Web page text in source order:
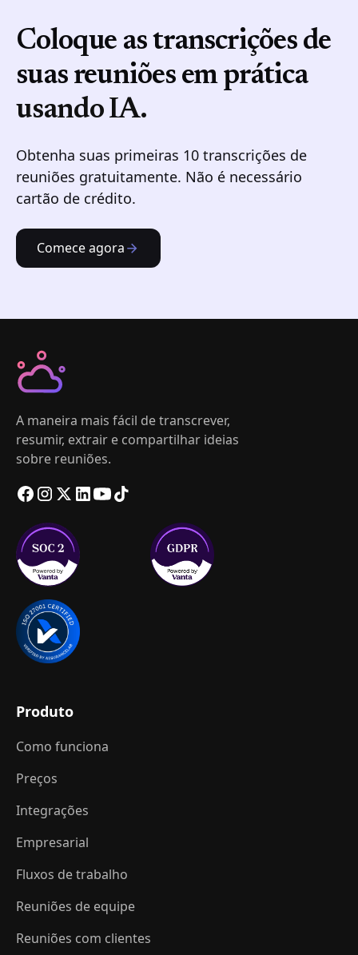
Coloque as transcrições de
suas reuniões em prática
usando IA.
Obtenha suas primeiras 10 transcrições de
reuniões gratuitamente. Não é necessário
cartão de crédito.
Comece agora
A maneira mais fácil de transcrever,
resumir, extrair e compartilhar ideias
sobre reuniões.
Produto
Como funciona
Preços
Integrações
Empresarial
Fluxos de trabalho
Reuniões de equipe
Reuniões com clientes